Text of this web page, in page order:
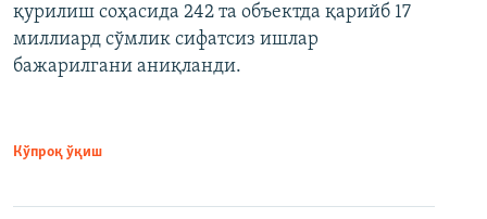
қурилиш соҳасида 242 та объектда қарийб 17
миллиард сўмлик сифатсиз ишлар
бажарилгани аниқланди.
Кўпроқ ўқиш